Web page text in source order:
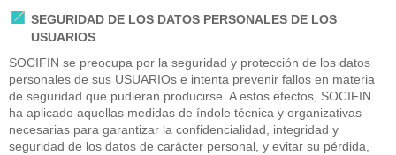
SEGURIDAD DE LOS DATOS PERSONALES DE LOS
USUARIOS
SOCIFIN se preocupa por la seguridad y protección de los datos
personales de sus USUARIOs e intenta prevenir fallos en materia
de seguridad que pudieran producirse. A estos efectos, SOCIFIN
ha aplicado aquellas medidas de índole técnica y organizativas
necesarias para garantizar la confidencialidad, integridad y
seguridad de los datos de carácter personal, y evitar su pérdida,